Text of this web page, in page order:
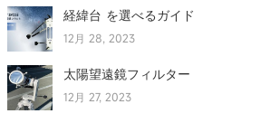
経緯台 を選べるガイド
12月 28, 2023
太陽望遠鏡フィルター
12月 27, 2023